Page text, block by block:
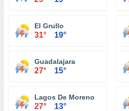
El Grullo
31° 19°
Guadalajara
27° 15°
Lagos De Moreno
27° 13°